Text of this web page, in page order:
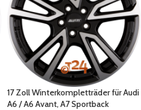
17 Zoll Winterkompletträder für Audi
A6 / A6 Avant, A7 Sportback